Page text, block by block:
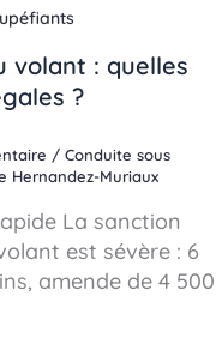
volant : quelles
?
/ Conduite sous
Hernandez-Muriaux
La sanction
est sévère : 6
amende de 4 500